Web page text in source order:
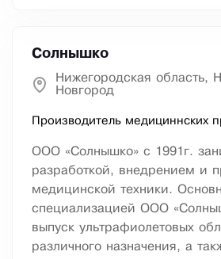
Солнышко
Нижегородская область,
Новгород
Производитель медициннских
ООО «Солнышко» с 1991г.
разработкой, внедрением и
медицинской техники.
специализацией ООО
выпуск ультрафиолетовых
различного назначения, а